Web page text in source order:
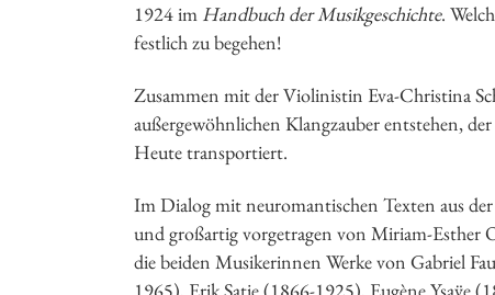
1924 im Handbuch der Musikgeschichte.
festlich zu begehen!
Zusammen mit der Violinistin Eva-Christina
außergewöhnlichen Klangzauber entstehen,
Heute transportiert.
Im Dialog mit neuromantischen Texten aus
und großartig vorgetragen von Miriam-Esther
die beiden Musikerinnen Werke von Gabriel